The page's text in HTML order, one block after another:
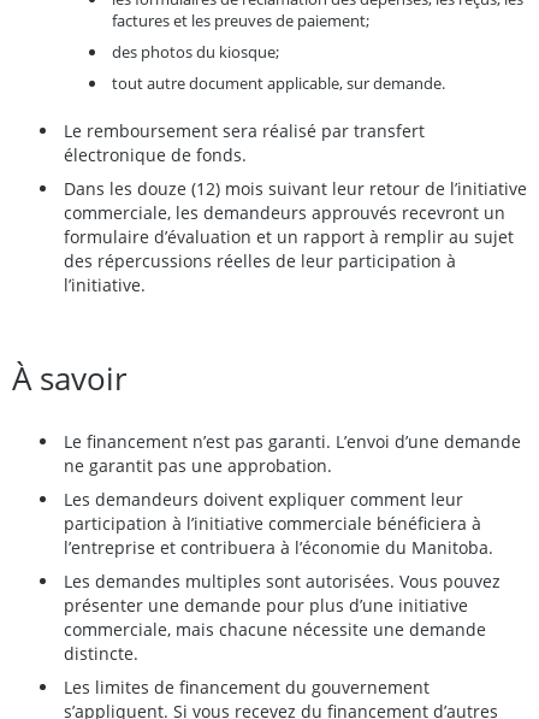
factures et les preuves de paiement;
des photos du kiosque;
tout autre document applicable, sur demande.
Le remboursement sera réalisé par transfert
électronique de fonds.
Dans les douze (12) mois suivant leur retour de l’initiative
commerciale, les demandeurs approuvés recevront un
formulaire d’évaluation et un rapport à remplir au sujet
des répercussions réelles de leur participation à
l’initiative.
À savoir
Le financement n’est pas garanti. L’envoi d’une demande
ne garantit pas une approbation.
Les demandeurs doivent expliquer comment leur
participation à l’initiative commerciale bénéficiera à
l’entreprise et contribuera à l’économie du Manitoba.
Les demandes multiples sont autorisées. Vous pouvez
présenter une demande pour plus d’une initiative
commerciale, mais chacune nécessite une demande
distincte.
Les limites de financement du gouvernement
s’appliquent. Si vous recevez du financement d’autres